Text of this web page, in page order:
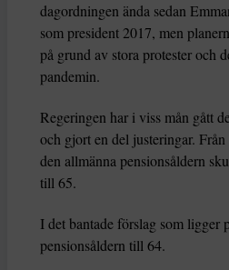
dagordningen ända sedan
som president 2017, men
på grund av stora protester och
pandemin.
Regeringen har i viss mån gått
och gjort en del justeringar.
den allmänna pensionsåldern
till 65.
I det bantade förslag som ligger
pensionsåldern till 64.